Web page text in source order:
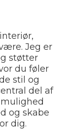
Jeg er
støtter
du føler
stil og
del af
og skabe
dig.